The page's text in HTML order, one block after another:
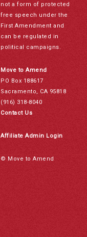
not a form of protected
free speech under the
First Amendment and
can be regulated in
political campaigns.
Move to Amend
PO Box 188617
Sacramento, CA 95818
(916) 318-8040
Contact Us
Affiliate Admin Login
© Move to Amend